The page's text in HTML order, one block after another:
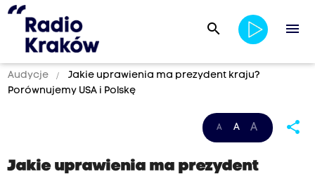
search menu
Audycje
Jakie uprawienia ma prezydent kraju?
Porównujemy USA i Polskę
A A A share
Jakie uprawienia ma prezydent